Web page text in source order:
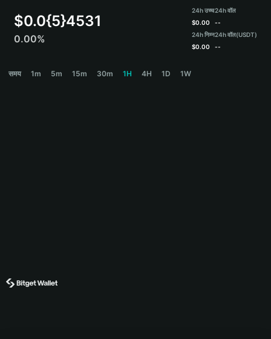
Español
$0.0{5}4531
0.00%
24h उच्च
$0.00
24h निम्न
$0.00
24h वॉल
--
24h वॉल(USDT)
--
समय 1m 5m 15m 30m 1H 4H 1D 1W